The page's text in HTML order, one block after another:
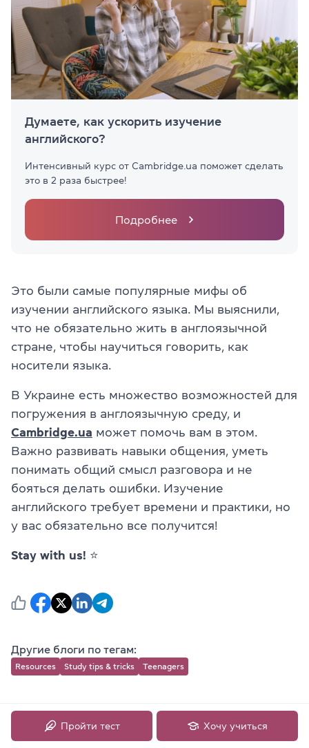
Думаете, как ускорить изучение
английского?
Интенсивный курс от Cambridge.ua поможет сделать
это в 2 раза быстрее!
Подробнее
Это были самые популярные мифы об
изучении английского языка. Мы выяснили,
что не обязательно жить в англоязычной
стране, чтобы научиться говорить, как
носители языка.
В Украине есть множество возможностей для
погружения в англоязычную среду, и
Cambridge.ua может помочь вам в этом.
Важно развивать навыки общения, уметь
понимать общий смысл разговора и не
бояться делать ошибки. Изучение
английского требует времени и практики, но
у вас обязательно все получится!
Stay with us! ⭐️
Другие блоги по тегам:
Resources Study tips & tricks Teenagers
Оставить комментарий
Пройти тест Хочу учиться